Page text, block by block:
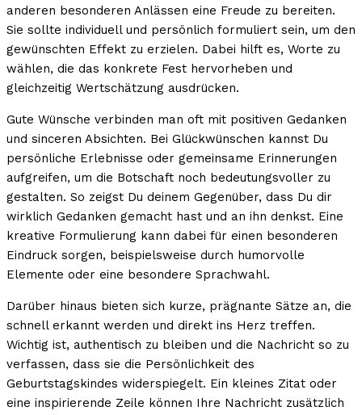
anderen besonderen Anlässen eine Freude zu bereiten.
Sie sollte individuell und persönlich formuliert sein, um den
gewünschten Effekt zu erzielen. Dabei hilft es, Worte zu
wählen, die das konkrete Fest hervorheben und
gleichzeitig Wertschätzung ausdrücken.
Gute Wünsche verbinden man oft mit positiven Gedanken
und sinceren Absichten. Bei Glückwünschen kannst Du
persönliche Erlebnisse oder gemeinsame Erinnerungen
aufgreifen, um die Botschaft noch bedeutungsvoller zu
gestalten. So zeigst Du deinem Gegenüber, dass Du dir
wirklich Gedanken gemacht hast und an ihn denkst. Eine
kreative Formulierung kann dabei für einen besonderen
Eindruck sorgen, beispielsweise durch humorvolle
Elemente oder eine besondere Sprachwahl.
Darüber hinaus bieten sich kurze, prägnante Sätze an, die
schnell erkannt werden und direkt ins Herz treffen.
Wichtig ist, authentisch zu bleiben und die Nachricht so zu
verfassen, dass sie die Persönlichkeit des
Geburtstagskindes widerspiegelt. Ein kleines Zitat oder
eine inspirierende Zeile können Ihre Nachricht zusätzlich